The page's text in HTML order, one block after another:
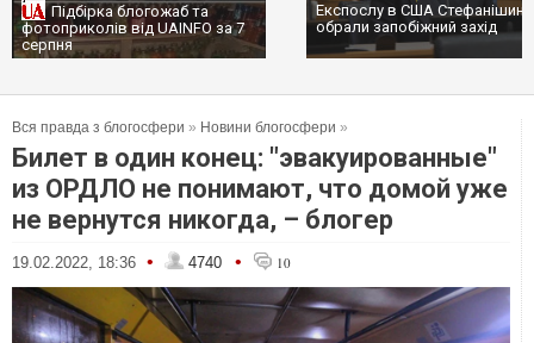
Підбірка блогожаб та
фотоприколів від UAINFO за 7
серпня
Експослу в США Стефанішиній
обрали запобіжний захід
Вся правда з блогосфери » Новини блогосфери »
Билет в один конец: "эвакуированные"
из ОРДЛО не понимают, что домой уже
не вернутся никогда, – блогер
19.02.2022, 18:36 • 4740 • 10